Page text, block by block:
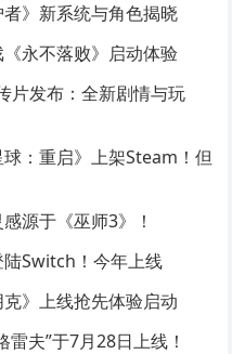
者》新系统与角色揭晓
永不落败》启动体验
片发布：全新剧情与玩
：重启》上架Steam！但
源于《巫师3》！
Switch！今年上线
》上线抢先体验启动
雷夫”于7月28日上线！